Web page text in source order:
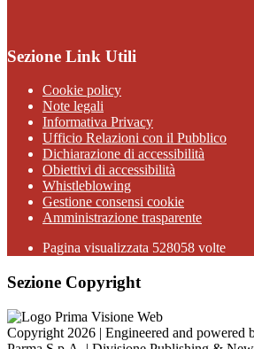
Sezione Link Utili
Cookie policy
Note legali
Informativa Privacy
Ufficio Relazioni con il Pubblico
Dichiarazione di accessibilità
Obiettivi di accessibilità
Whistleblowing
Gestione consensi cookie
Amministrazione trasparente
Pagina visualizzata 528058 volte
Sezione Copyright
Copyright 2026 | Engineered and powered